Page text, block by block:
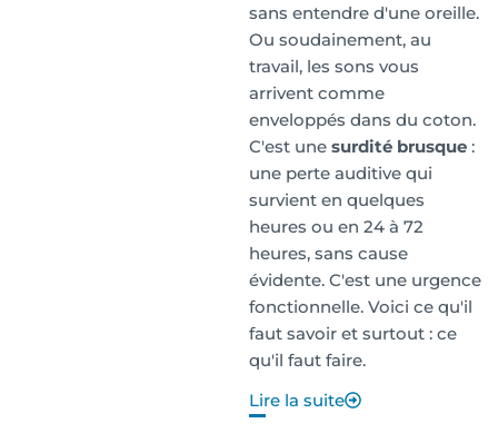
sans entendre d'une oreille.
Ou soudainement, au
travail, les sons vous
arrivent comme
enveloppés dans du coton.
C'est une surdité brusque :
une perte auditive qui
survient en quelques
heures ou en 24 à 72
heures, sans cause
évidente. C'est une urgence
fonctionnelle. Voici ce qu'il
faut savoir et surtout : ce
qu'il faut faire.
Lire la suite